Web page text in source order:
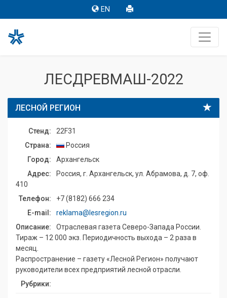
EN
ЛЕСДРЕВМАШ-2022
ЛЕСНОЙ РЕГИОН
Стенд:
22F31
Страна:
Россия
Город:
Архангельск
Адрес:
Россия, г. Архангельск, ул. Абрамова, д. 7, оф.
410
Телефон:
+7 (8182) 666 234
E-mail:
reklama@lesregion.ru
Описание:
Отраслевая газета Северо-Запада России.
Тираж – 12 000 экз. Периодичность выхода – 2 раза в
месяц.
Распространение – газету «Лесной Регион» получают
руководители всех предприятий лесной отрасли.
Рубрики: